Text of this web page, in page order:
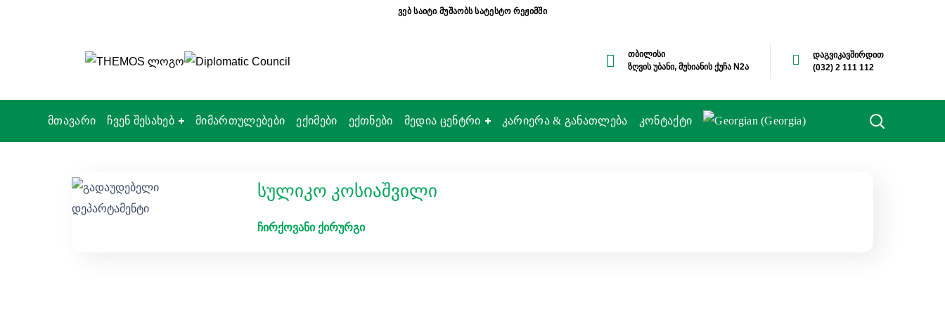
ვებ საიტი მუშაობს სატესტო რეჟიმში
თბილისი
ზღვის უბანი, მუხიანის ქუჩა N2ა
დაგვიკავშირდით
(032) 2 111 112
მთავარი ჩვენ შესახებ მიმართულებები ექიმები ექთნები მედია ცენტრი კარიერა & განათლება კონტაქტი
სულიკო კოსიაშვილი
ჩირქოვანი ქირურგი